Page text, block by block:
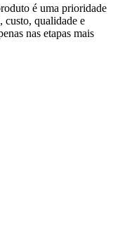
é uma prioridade
custo, qualidade e
nas etapas mais